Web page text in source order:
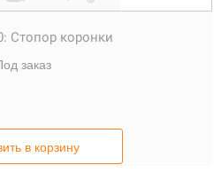
Стопор коронки
заказ
в корзину